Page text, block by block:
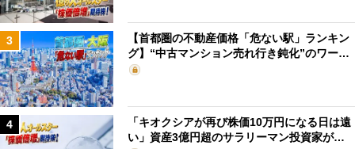
3
【首都圏の不動産価格「危ない駅」ランキン
グ】“中古マンション売れ行き鈍化”のワー…
4
「キオクシアが再び株価10万円になる日は遠
い」資産3億円超のサラリーマン投資家が…